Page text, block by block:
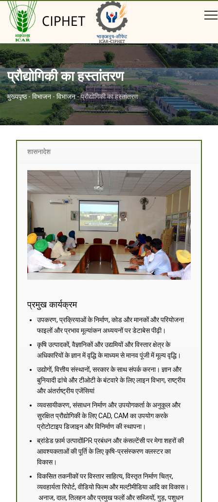
CIPHET
प्रौद्योगिकी का हस्तांतरण
मुख्यपृष्ठ - विभाजन - विभाजन-प्रौद्योगिकी का हस्तांतरण
शासनादेश
प्रमुख कार्यक्रम
उपकरण, प्रक्रियाओं के निर्माण, कोड और मानकों और परियोजना
फाइलों और प्रभाव मूल्यांकन अध्ययनों पर डेटाबेस पीढ़ी।
कृषि उत्पादकों, वैज्ञानिकों और उद्यमियों और विस्तार क्षेत्र के
अधिकारियों के ज्ञान में वृद्धि के माध्यम से मानव पूंजी में मूल्य वृद्धि।
उद्योगों, वित्तीय संस्थानों, सरकार के साथ संपर्क करना। ज्ञान और
बुनियादी ढांचे और टीओटी के बंटवारे के लिए लाइन विभाग, राष्ट्रीय
और अंतर्राष्ट्रीय एजेंसियां
व्यवसायीकरण, संसाधन निर्माण और उपयोगकर्ता के अनुकूल और
सुरक्षित प्रौद्योगिकी के लिए CAD, CAM का उपयोग करके
प्रोटोटाइप डिजाइन और विनिर्माण की स्थापना।
ब्रांडेड फ़ार्म उत्पादोंIPR प्रबंधन और कंसल्टेंसी पर मेगा शहरों की
आवश्यकताओं की पूर्ति के लिए कृषि-प्रसंस्करण क्लस्टर का
विकास।
विकसित तकनीकों पर विस्तार साहित्य, विस्तृत निर्माण चित्र,
व्यवहार्यता रिपोर्ट, वीडियो फिल्म और मल्टीमीडिया आदि का विकास।
अनाज, दाल, तिलहन और प्रमुख फलों और सब्जियों, गुड़, पशुधन